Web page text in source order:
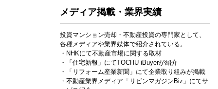
メディア掲載・業界実績
投資マンション売却・不動産投資の専門家として、
各種メディアや業界媒体で紹介されている。
・NHKにて不動産市場に関する取材
・「住宅新報」にてTOCHU iBuyerが紹介
・「リフォーム産業新聞」にて企業取り組みが掲載
・不動産業界メディア「リビンマガジンBiz」にてサ